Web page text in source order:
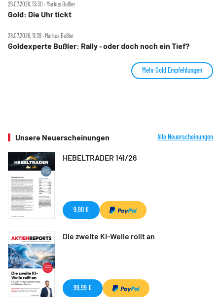
29.07.2026, 13:30 ‧ Markus Bußler
Gold: Die Uhr tickt
28.07.2026, 11:39 ‧ Markus Bußler
Goldexperte Bußler: Rally ‑ oder doch noch ein Tief?
Mehr Gold Empfehlungen
Unsere Neuerscheinungen Alle Neuerscheinungen
HEBELTRADER 141/26
9,90 €
Die zweite KI-Welle rollt an
99,99 €